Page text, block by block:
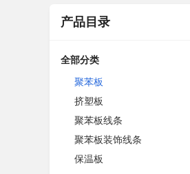
产品目录
全部分类
聚苯板
挤塑板
聚苯板线条
聚苯板装饰线条
保温板